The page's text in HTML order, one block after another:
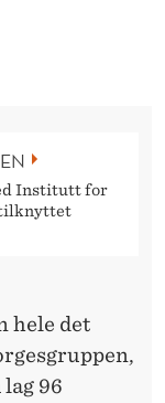
Institutt for
tilknyttet
hele det
96